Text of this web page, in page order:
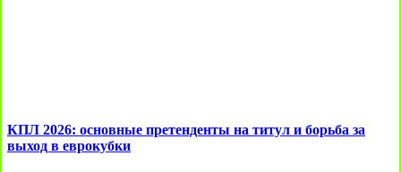
КПЛ 2026: основные претенденты на титул и борьба за
выход в еврокубки